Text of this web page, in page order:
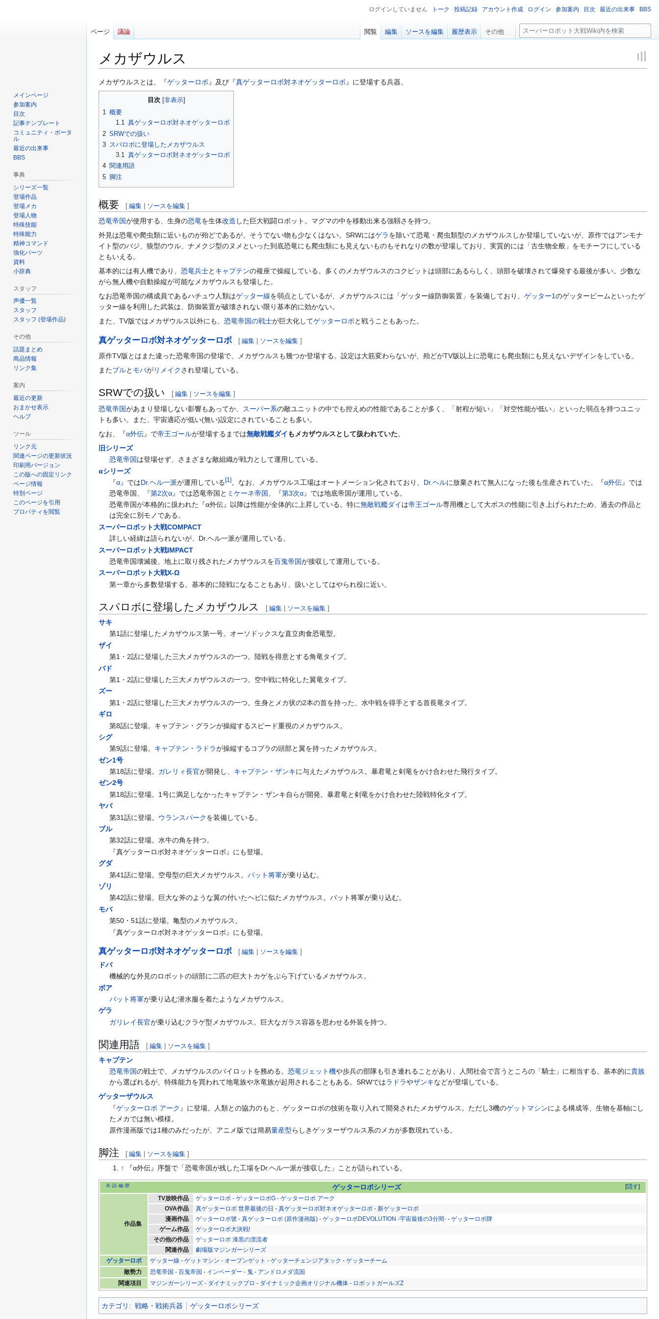
メカザウルス
ナ
ビ
ー
ョ
ン
移
動
検
索
移
メカザウルスとは、『ゲッターロボ』及び『真ゲッターロボ対ネオゲッターロボ』に登場する兵器。
目次
1 概要
1.1 真ゲッターロボ対ネオゲッターロボ
2 SRWでの扱い
3 スパロボに登場したメカザウルス
3.1 真ゲッターロボ対ネオゲッターロボ
4 関連用語
5 脚注
概要 [ 編集 ソースを編集 ]
恐竜帝国が使用する、生身の恐竜を生体改造 した巨大戦闘ロボット。マグマの中を移動出来る強靱さを持つ。
外見は恐竜や爬虫類に近いものが殆どであるが、そうでない物も少なくはない。SRWにはゲラを除いて恐竜・爬虫類型のメカザウルスしか登場していないが、原作ではアンモナ
イト型のバジ、狼型のウル、ナメクジ型のヌメといった到底恐竜にも爬虫類にも見えないものもそれなりの数が登場しており、実質的には「古生物全般」をモチーフにしている
ともいえる。
基本的には有人機であり、 恐竜兵士と キャプテンの複座で操縦している。多くのメカザウルスのコクピットは頭部にあるらしく、頭部を破壊されて爆発する最後が多い。少数な
がら無人機や自動操縦が可能なメカザウルスも登場した。
なお恐竜帝国の構成員であるハチュウ人類はゲッター線を弱点としているが、メカザウルスには「ゲッター線防御装置」を装備しており、 ゲッター1のゲッタービームといったゲ
ッター線を利用した武装は、防御装置が破壊されない限り基本的に効かない。
また、TV版ではメカザウルス以外にも、 恐竜帝国の戦士が巨大化してゲッターロボと戦うこともあった。
真ゲッターロボ対ネオゲッターロボ [ 編集 ソースを編集 ]
原作TV版とはまた違った恐竜帝国の登場で、メカザウルスも幾つか登場する。設定は大筋変わらないが、殆どがTV版以上に恐竜にも爬虫類にも見えないデザインをしている。
またブルと モバがリメイクされ登場している。
SRWでの扱い [ 編集 ソースを編集 ]
恐竜帝国があまり登場しない影響もあってか、 スーパー系の敵ユニットの中でも控えめの性能であることが多く、「射程が短い」「対空性能が低い」といった弱点を持つユニッ
トも多い。また、宇宙適応が低い(無い)設定にされていることも多い。
なお、『α外伝』で帝王ゴールが登場するまでは無敵戦艦ダイ もメカザウルスとして扱われていた。
旧シリーズ
恐竜帝国は登場せず、さまざまな敵組織が戦力として運用している。
αシリーズ
『α』ではDr.ヘル一派が運用している[1] 。なお、メカザウルス工場はオートメーション化されており、 Dr.ヘルに放棄されて無人になった後も生産されていた。『α外伝』では
恐竜帝国、『第2次α』では恐竜帝国と ミケーネ帝国 、『第3次α』では地底帝国が運用している。
恐竜帝国が本格的に扱われた『α外伝』以降は性能が全体的に上昇している。特に無敵戦艦ダイは帝王ゴール専用機として大ボスの性能に引き上げられたため、過去の作品と
は完全に別モノである。
スーパーロボット大戦COMPACT
詳しい経緯は語られないが、Dr.ヘル一派が運用している。
スーパーロボット大戦IMPACT
恐竜帝国壊滅後、地上に取り残されたメカザウルスを百鬼帝国が接収して運用している。
スーパーロボット大戦X-Ω
第一章から多数登場する。基本的に陸戦になることもあり、扱いとしてはやられ役に近い。
スパロボに登場したメカザウルス [ 編集 ソースを編集 ]
サキ
第1話に登場したメカザウルス第一号。オーソドックスな直立肉食恐竜型。
ザイ
第1・2話に登場した三大メカザウルスの一つ。陸戦を得意とする角竜タイプ。
バド
第1・2話に登場した三大メカザウルスの一つ。空中戦に特化した翼竜タイプ。
ズー
第1・2話に登場した三大メカザウルスの一つ。生身とメカ状の2本の首を持った、水中戦を得手とする首長竜タイプ。
ギロ
第8話に登場。キャプテン・グランが操縦するスピード重視のメカザウルス。
シグ
第9話に登場。 キャプテン・ラドラが操縦するコブラの頭部と翼を持ったメカザウルス。
ゼン1号
第18話に登場。 ガレリィ長官が開発し、 キャプテン・ザンキに与えたメカザウルス。暴君竜と剣竜をかけ合わせた飛行タイプ。
ゼン2号
第18話に登場。1号に満足しなかったキャプテン・ザンキ自らが開発。暴君竜と剣竜をかけ合わせた陸戦特化タイプ。
ヤバ
第31話に登場。 ウランスパークを装備している。
ブル
第32話に登場。水牛の角を持つ。
『真ゲッターロボ対ネオゲッターロボ』にも登場。
グダ
第41話に登場。空母型の巨大メカザウルス。バット将軍が乗り込む。
ゾリ
第42話に登場。巨大な斧のような翼の付いたヘビに似たメカザウルス。バット将軍が乗り込む。
モバ
第50・51話に登場。亀型のメカザウルス。
『真ゲッターロボ対ネオゲッターロボ』にも登場。
真ゲッターロボ対ネオゲッターロボ [ 編集 ソースを編集 ]
ドバ
機械的な外見のロボットの頭部に二匹の巨大トカゲをぶら下げているメカザウルス。
ボア
バット将軍が乗り込む潜水服を着たようなメカザウルス。
ゲラ
ガリレイ長官が乗り込むクラゲ型メカザウルス。巨大なガラス容器を思わせる外装を持つ。
関連用語 [ 編集 | ソースを編集 ]
キャプテン
恐竜帝国の戦士で、メカザウルスのパイロットを務める。恐竜ジェット機や歩兵の部隊も引き連れることがあり、人間社会で言うところの「騎士」に相当する。基本的に貴族
から選ばれるが、特殊能力を買われて地竜族や氷竜族が起用されることもある。SRWではラドラやザンキなどが登場している。
ゲッターザウルス
『ゲッターロボ アーク 』に登場。人類との協力のもと、ゲッターロボの技術を取り入れて開発されたメカザウルス。ただし3機のゲットマシンによる構成等、生物を基軸にし
たメカでは無い模様。
原作漫画版では1種のみだったが、アニメ版では簡易量産型らしきゲッターザウルス系のメカが多数現れている。
脚注 [ 編集 ソースを編集 ]
↑ 『α外伝』序盤で「恐竜帝国が残した工場をDr.ヘル一派が接収した」ことが語られている。
[隠す]
表 話 編 歴 ゲッターロボシリーズ
作品集
TV放映作品 ゲッターロボ -ゲッターロボG -ゲッターロボ アーク
OVA作品
真ゲッターロボ 世界最後の日 -真ゲッターロボ対ネオゲッターロボ -新ゲッターロボ
漫画作品
ゲッターロボ號 -真ゲッターロボ (原作漫画版) -ゲッターロボDEVOLUTION -宇宙最後の3分間- -ゲッターロボ牌
ゲーム作品
ゲッターロボ大決戦!
その他の作品
ゲッターロボ 漆黒の漂流者
関連作品
劇場版マジンガーシリーズ
ゲッターロボ
ゲッター線 -ゲットマシン - オープンゲット -ゲッターチェンジアタック -ゲッターチーム
敵勢力
恐竜帝国 -百鬼帝国 - インベーダー - 鬼 - アンドロメダ流国
関連項目
マジンガーシリーズ - ダイナミックプロ - ダイナミック企画オリジナル機体 - ロボットガールズZ
カテゴリ : 戦略・戦術兵器 ゲッターロボシリーズ
ログインしていません トーク 投稿記録 アカウント作成 ログイン 参加案内 目次 最近の出来事 BBS
ページ 議論 閲覧 編集 ソースを編集 履歴表示 その他
検
索
メインページ
参加案内
目次
記事テンプレート
コミュニティ・ポータ
ル
最近の出来事
BBS
事典
シリーズ一覧
登場作品
登場メカ
登場人物
特殊技能
特殊能力
精神コマンド
強化パーツ
資料
小辞典
スタッフ
声優一覧
スタッフ
スタッフ (登場作品)
その他
話題まとめ
商品情報
リンク集
案内
最近の更新
おまかせ表示
ヘルプ
ツール
リンク元
関連ページの更新状況
印刷用バージョン
この版への固定リンク
ページ情報
特別ページ
このページを引用
プロパティを閲覧